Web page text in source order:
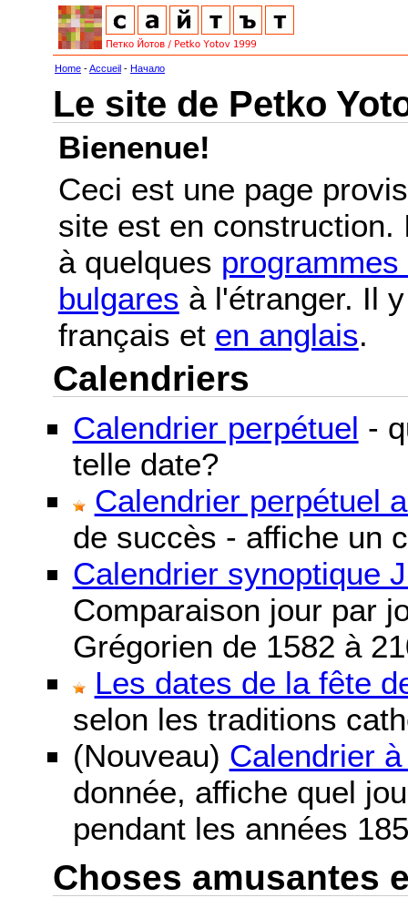
Home -Accueil - Начало
Le site de Petko
Bienenue!
Ceci est une page
site est en
à quelques
bulgares à l'étranger. Il
français et en anglais.
Calendriers
Calendrier perpétuel -
telle date?
Calendrier perpétuel
de succès - affiche un
Calendrier synoptique
Comparaison jour par
Grégorien de 1582 à
Les dates de la fête
selon les traditions
(Nouveau) Calendrier
donnée, affiche quel
pendant les années
Choses amusantes